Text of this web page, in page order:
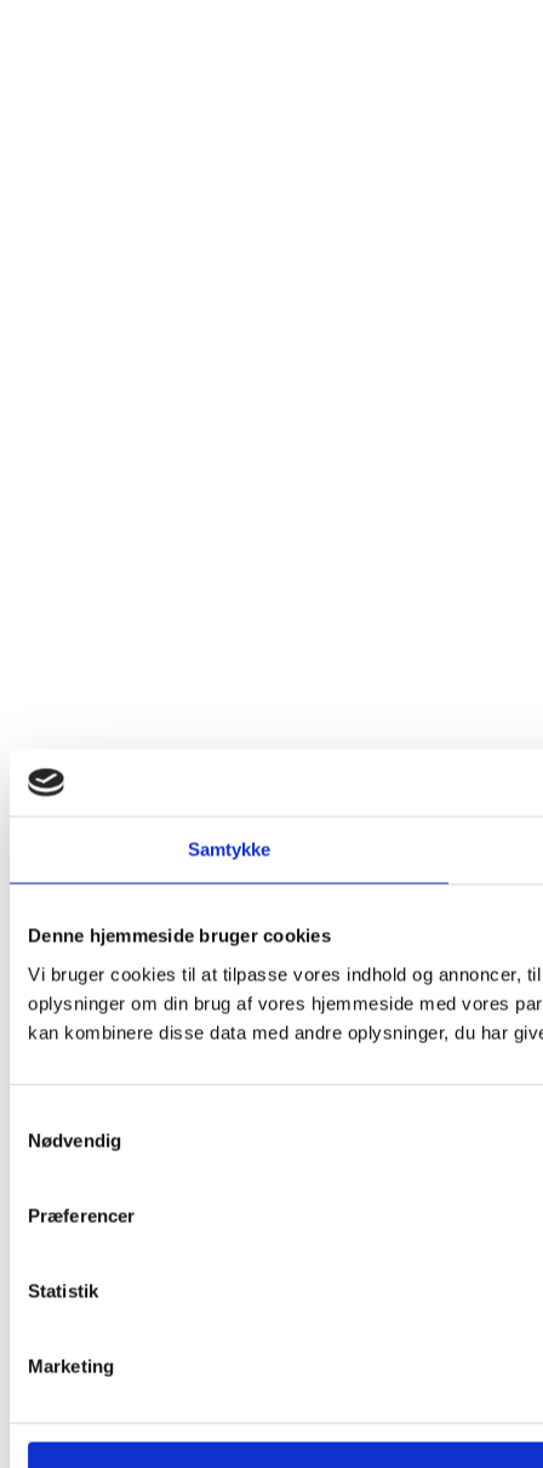
Samtykke
Denne hjemmeside bruger cookies
Vi bruger cookies til at tilpasse vores indhold og annoncer,
oplysninger om din brug af vores hjemmeside med vores
kan kombinere disse data med andre oplysninger, du har
Nødvendig
Præferencer
Statistik
Marketing